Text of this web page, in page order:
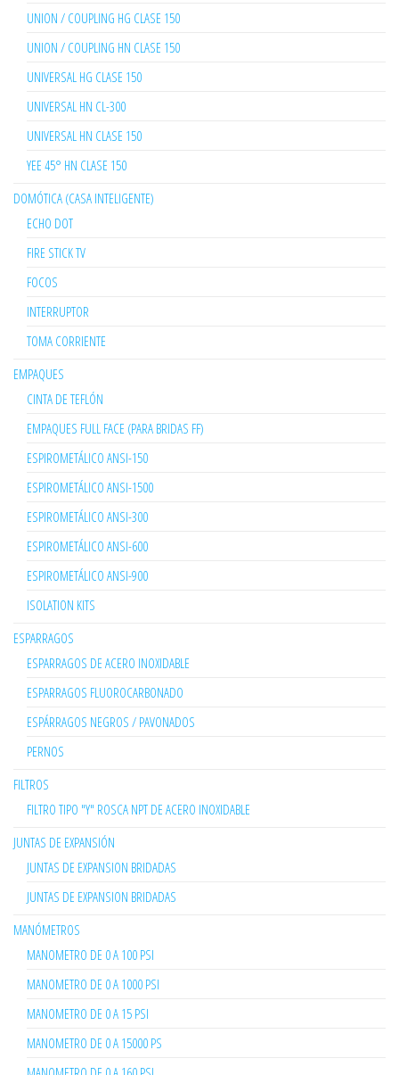
UNION / COUPLING HG CLASE 150
UNION / COUPLING HN CLASE 150
UNIVERSAL HG CLASE 150
UNIVERSAL HN CL-300
UNIVERSAL HN CLASE 150
YEE 45° HN CLASE 150
DOMÓTICA (CASA INTELIGENTE)
ECHO DOT
FIRE STICK TV
FOCOS
INTERRUPTOR
TOMA CORRIENTE
EMPAQUES
CINTA DE TEFLÓN
EMPAQUES FULL FACE (PARA BRIDAS FF)
ESPIROMETÁLICO ANSI-150
ESPIROMETÁLICO ANSI-1500
ESPIROMETÁLICO ANSI-300
ESPIROMETÁLICO ANSI-600
ESPIROMETÁLICO ANSI-900
ISOLATION KITS
ESPARRAGOS
ESPARRAGOS DE ACERO INOXIDABLE
ESPARRAGOS FLUOROCARBONADO
ESPÁRRAGOS NEGROS / PAVONADOS
PERNOS
FILTROS
FILTRO TIPO "Y" ROSCA NPT DE ACERO INOXIDABLE
JUNTAS DE EXPANSIÓN
JUNTAS DE EXPANSION BRIDADAS
JUNTAS DE EXPANSION BRIDADAS
MANÓMETROS
MANOMETRO DE 0 A 100 PSI
MANOMETRO DE 0 A 1000 PSI
MANOMETRO DE 0 A 15 PSI
MANOMETRO DE 0 A 15000 PS